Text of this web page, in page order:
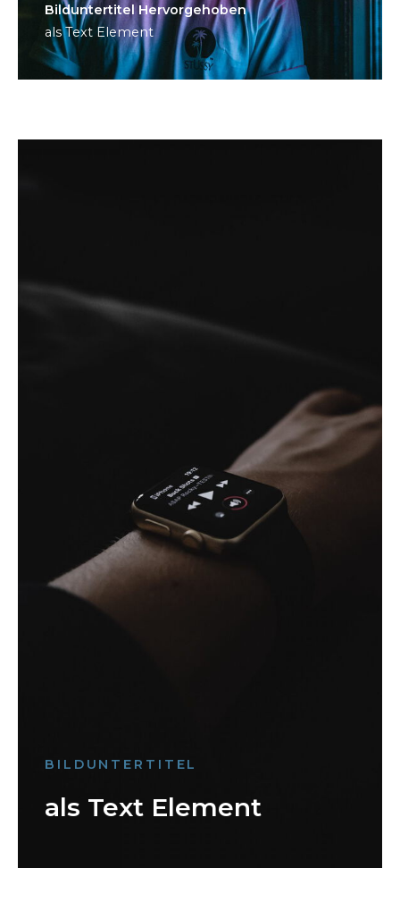
Bild­unter­titel Hervorgehoben
als Text Element
BILDUNTERTITEL
als Text Element